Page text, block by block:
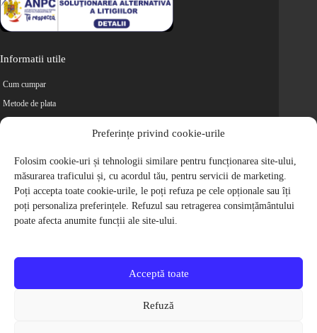
Preferințe privind cookie-urile
Folosim cookie-uri și tehnologii similare pentru funcționarea site-ului,
măsurarea traficului și, cu acordul tău, pentru servicii de marketing.
Poți accepta toate cookie-urile, le poți refuza pe cele opționale sau îți
poți personaliza preferințele. Refuzul sau retragerea consimțământului
poate afecta anumite funcții ale site-ului.
Acceptă toate
Refuză
Informatii utile
Cum cumpar
Metode de plata
Retur
Cariere
Politica de Confidentialitate
Politica de cookie-uri